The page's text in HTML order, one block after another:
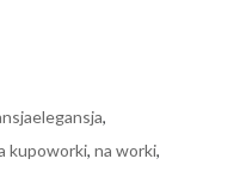
,
kupoworki, na worki,